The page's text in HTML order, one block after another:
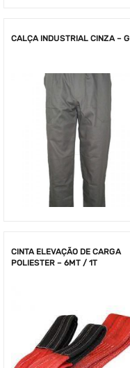
CALÇA INDUSTRIAL CINZA – G
CINTA ELEVAÇÃO DE CARGA
POLIESTER – 6MT / 1T